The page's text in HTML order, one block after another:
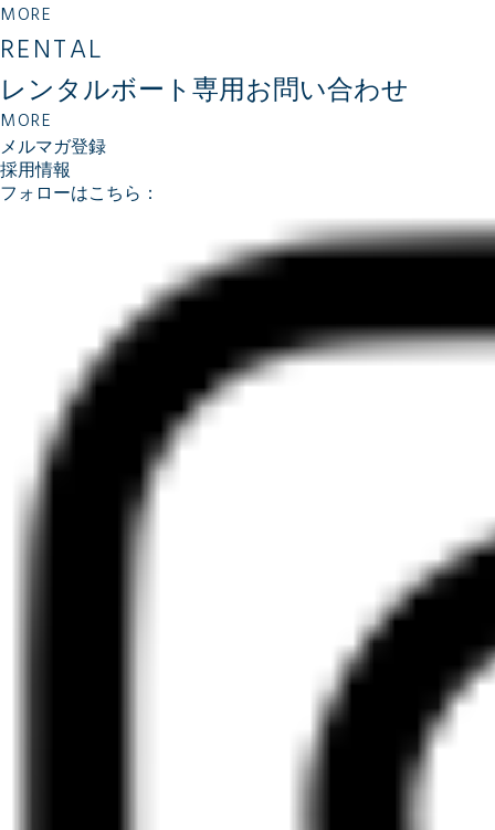
MORE
RENTAL
レンタルボート専用 お問い合わせ
MORE
メルマガ登録
採用情報
フォローはこちら：